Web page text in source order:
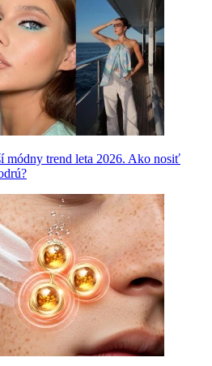
módny trend leta 2026. Ako nosiť